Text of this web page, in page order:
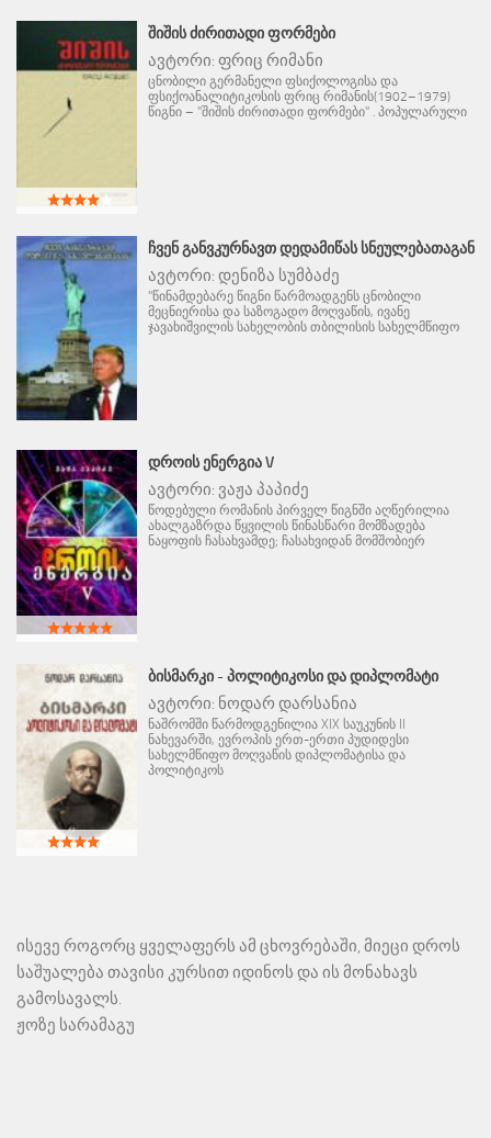
ᲨᲘᲨᲘᲡ ᲫᲘᲠᲘᲗᲐᲓᲘ ᲤᲝᲠᲛᲔᲑᲘ
ავტორი: ფრიც რიმანი
ცნობილი გერმანელი ფსიქოლოგისა და
ფსიქოანალიტიკოსის ფრიც რიმანის(1902–1979)
წიგნი – "შიშის ძირითადი ფორმები" . პოპულარული
ᲩᲕᲔᲜ ᲒᲐᲜᲕᲙᲣᲠᲜᲐᲕᲗ ᲓᲔᲓᲐᲛᲘᲬᲐᲡ ᲡᲜᲔᲣᲚᲔᲑᲐᲗᲐᲒᲐᲜ
ავტორი: დენიზა სუმბაძე
"წინამდებარე წიგნი წარმოადგენს ცნობილი
მეცნიერისა და საზოგადო მოღვაწის, ივანე
ჯავახიშვილის სახელობის თბილისის სახელმწიფო
ᲓᲠᲝᲘᲡ ᲔᲜᲔᲠᲒᲘᲐ V
ავტორი: ვაჟა პაპიძე
წოდებული რომანის პირველ წიგნში აღწერილია
ახალგაზრდა წყვილის წინასწარი მომზადება
ნაყოფის ჩასახვამდე; ჩასახვიდან მომშობიერ
ᲑᲘᲡᲛᲐᲠᲙᲘ - ᲞᲝᲚᲘᲢᲘᲙᲝᲡᲘ ᲓᲐ ᲓᲘᲞᲚᲝᲛᲐᲢᲘ
ავტორი: ნოდარ დარსანია
ნაშრომში წარმოდგენილია XIX საუკუნის II
ნახევარში, ევროპის ერთ-ერთი პუდიდესი
სახელმწიფო მოღვაწის დიპლომატისა და
პოლიტიკოს
ისევე როგორც ყველაფერს ამ ცხოვრებაში, მიეცი დროს
საშუალება თავისი კურსით იდინოს და ის მონახავს
გამოსავალს.
ჟოზე სარამაგუ